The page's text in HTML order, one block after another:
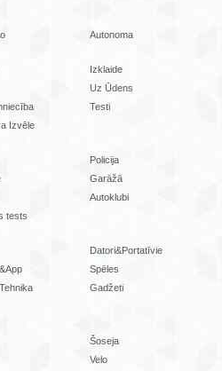
Autonoma
Izklaide
Uz Ūdens
Testi
Izvēle
Policija
Garāžā
Autoklubi
tests
Datori&Portatīvie
Spēles
Gadžeti
Šoseja
Velo